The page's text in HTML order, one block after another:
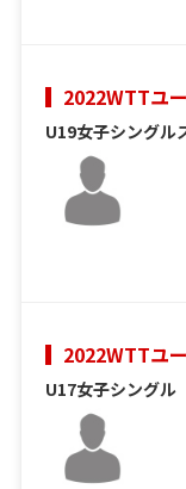
2022WTTユ
U19女子シングル
2022WTTユ
U17女子シングル